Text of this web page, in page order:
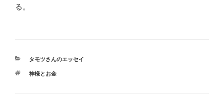
る。
カ
ゴ
タモツさんのエッセイ
タ
神様とお金